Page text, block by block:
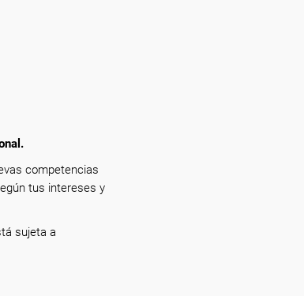
competencias
tus intereses y
sujeta a